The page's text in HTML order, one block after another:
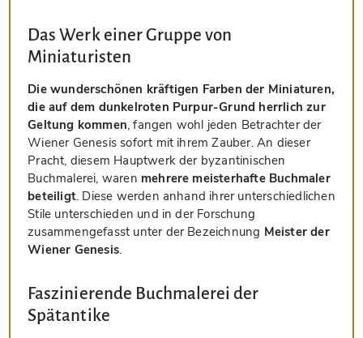
Das Werk einer Gruppe von
Miniaturisten
Die wunderschönen kräftigen Farben der Miniaturen,
die auf dem dunkelroten Purpur-Grund herrlich zur
Geltung kommen, fangen wohl jeden Betrachter der
Wiener Genesis sofort mit ihrem Zauber. An dieser
Pracht, diesem Hauptwerk der byzantinischen
Buchmalerei, waren mehrere meisterhafte Buchmaler
beteiligt. Diese werden anhand ihrer unterschiedlichen
Stile unterschieden und in der Forschung
zusammengefasst unter der Bezeichnung Meister der
Wiener Genesis.
Faszinierende Buchmalerei der
Spätantike